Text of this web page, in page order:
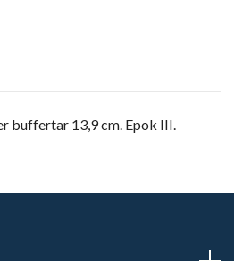
buffertar 13,9 cm. Epok III.